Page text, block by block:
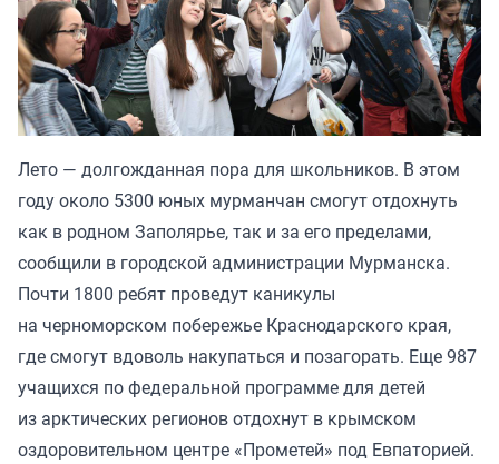
Лето — долгожданная пора для школьников. В этом
году около 5300 юных мурманчан смогут отдохнуть
как в родном Заполярье, так и за его пределами,
сообщили в городской администрации Мурманска.
Почти 1800 ребят проведут каникулы
на черноморском побережье Краснодарского края,
где смогут вдоволь накупаться и позагорать. Еще 987
учащихся по федеральной программе для детей
из арктических регионов отдохнут в крымском
оздоровительном центре «Прометей» под Евпаторией.